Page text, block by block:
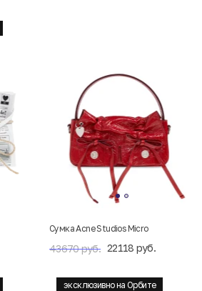
Сумка Acne Studios Micro
43670 руб. 22118 руб.
эксклюзивно на Орбите